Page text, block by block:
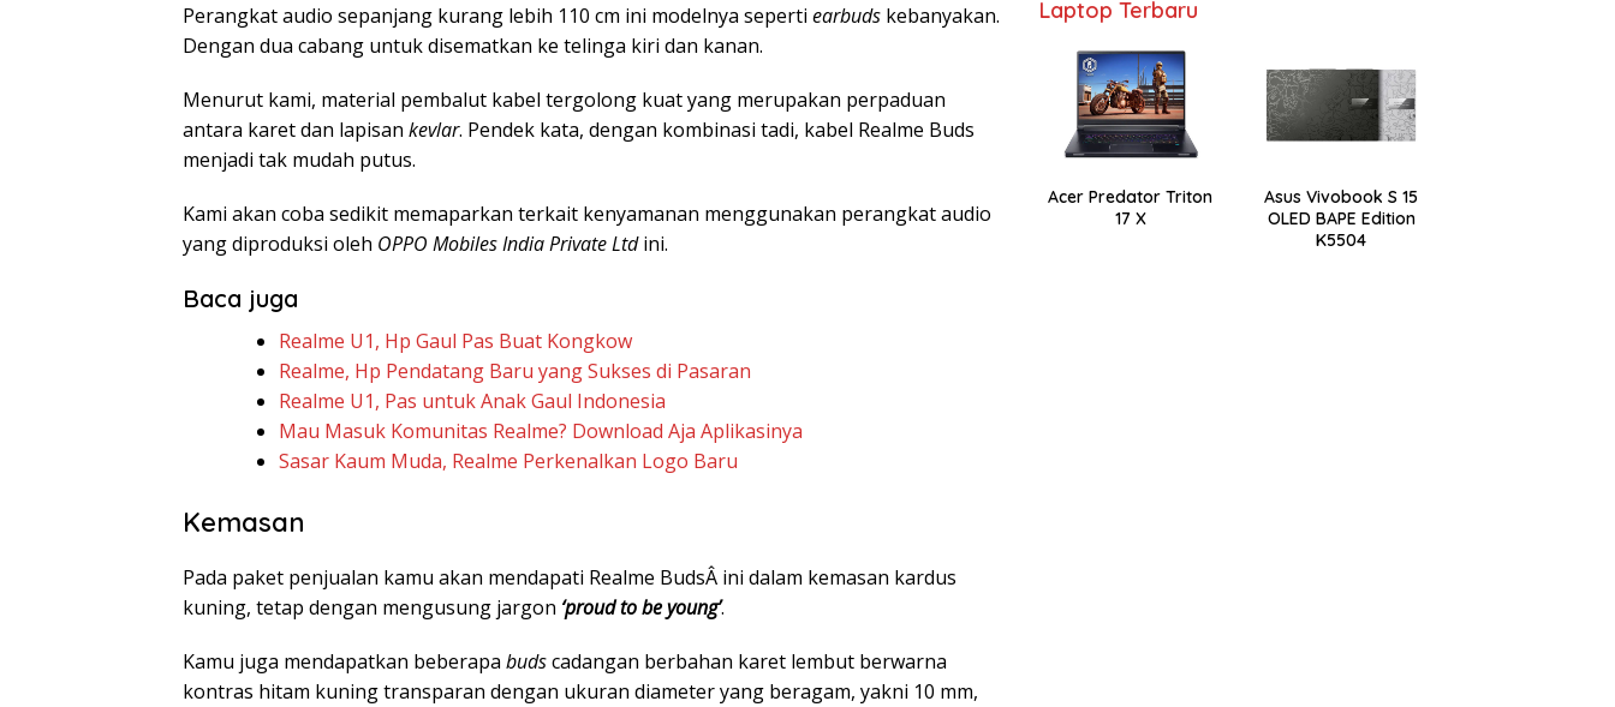
Perangkat audio sepanjang kurang lebih 110 cm ini modelnya seperti earbuds kebanyakan.
Dengan dua cabang untuk disematkan ke telinga kiri dan kanan.
Menurut kami, material pembalut kabel tergolong kuat yang merupakan perpaduan
antara karet dan lapisan kevlar. Pendek kata, dengan kombinasi tadi, kabel Realme Buds
menjadi tak mudah putus.
Kami akan coba sedikit memaparkan terkait kenyamanan menggunakan perangkat audio
yang diproduksi oleh OPPO Mobiles India Private Ltdini.
Baca juga
Realme U1, Hp Gaul Pas Buat Kongkow
Realme, Hp Pendatang Baru yang Sukses di Pasaran
Realme U1, Pas untuk Anak Gaul Indonesia
Mau Masuk Komunitas Realme? Download Aja Aplikasinya
Sasar Kaum Muda, Realme Perkenalkan Logo Baru
Kemasan
Pada paket penjualan kamu akan mendapati Realme BudsÂ ini dalam kemasan kardus
kuning, tetap dengan mengusung jargon ‘proud to be young’.
Kamu juga mendapatkan beberapa budscadangan berbahan karet lembut berwarna
kontras hitam kuning transparan dengan ukuran diameter yang beragam, yakni 10 mm,
Laptop Terbaru
Acer Predator Triton
17 X
Asus Vivobook S 15
OLED BAPE Edition
K5504